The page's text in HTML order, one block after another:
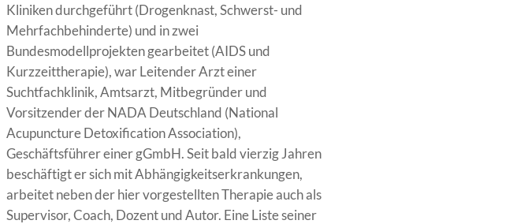
Kliniken durchgeführt (Drogenknast, Schwerst- und
Mehrfachbehinderte) und in zwei
Bundesmodellprojekten gearbeitet (AIDS und
Kurzzeittherapie), war Leitender Arzt einer
Suchtfachklinik, Amtsarzt, Mitbegründer und
Vorsitzender der NADA Deutschland (National
Acupuncture Detoxification Association),
Geschäftsführer einer gGmbH. Seit bald vierzig Jahren
beschäftigt er sich mit Abhängigkeitserkrankungen,
arbeitet neben der hier vorgestellten Therapie auch als
Supervisor, Coach, Dozent und Autor. Eine Liste seiner